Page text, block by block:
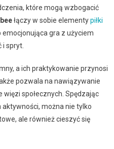
które mogą wzbogacić
łączy w sobie elementypiłki
gra z użyciem
i spryt.
a ich praktykowanie przynosi
pozwala na nawiązywanie
społecznych. Spędzając
można nie tylko
ale również cieszyć się